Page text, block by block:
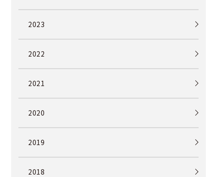
2023
2022
2021
2020
2019
2018